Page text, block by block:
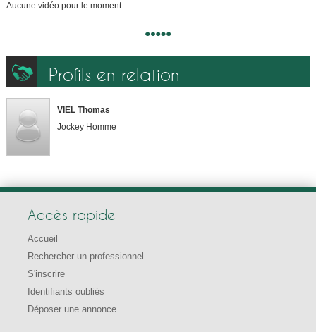
Aucune vidéo pour le moment.
Profils en relation
VIEL Thomas
Jockey Homme
Accès rapide
Accueil
Rechercher un professionnel
S'inscrire
Identifiants oubliés
Déposer une annonce